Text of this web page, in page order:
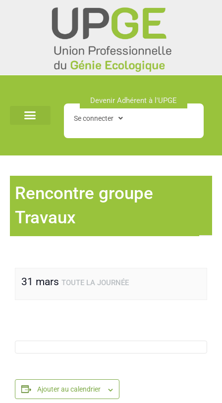
Devenir Adhérent à l'UPGE​
Se connecter
Rencontre groupe
Travaux
31 mars TOUTE LA JOURNÉE
Ajouter au calendrier